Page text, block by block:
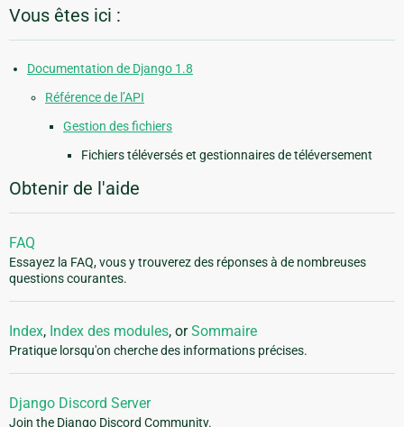
Vous êtes ici :
Documentation de Django 1.8
Référence de l’API
Gestion des fichiers
Fichiers téléversés et gestionnaires de téléversement
Obtenir de l'aide
FAQ
Essayez la FAQ, vous y trouverez des réponses à de nombreuses
questions courantes.
Index, Index des modules, orSommaire
Pratique lorsqu'on cherche des informations précises.
Django Discord Server
Join the Django Discord Community.